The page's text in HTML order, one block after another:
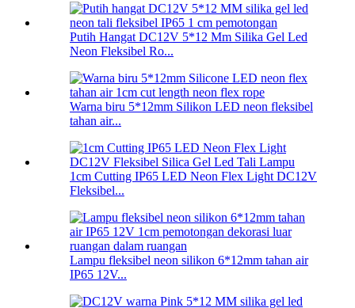
Putih Hangat DC12V 5*12 Mm Silika Gel Led
Neon Fleksibel Ro...
Warna biru 5*12mm Silikon LED neon fleksibel
tahan air...
1cm Cutting IP65 LED Neon Flex Light DC12V
Fleksibel...
Lampu fleksibel neon silikon 6*12mm tahan air
IP65 12V...